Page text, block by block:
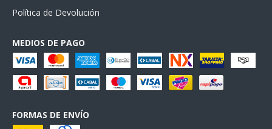
Política de Devolución
MEDIOS DE PAGO
FORMAS DE ENVÍO